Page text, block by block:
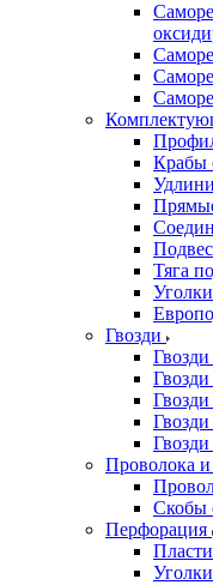
Крабы
Тяга
Гвозди
Проволока
Скобы
Перфорация